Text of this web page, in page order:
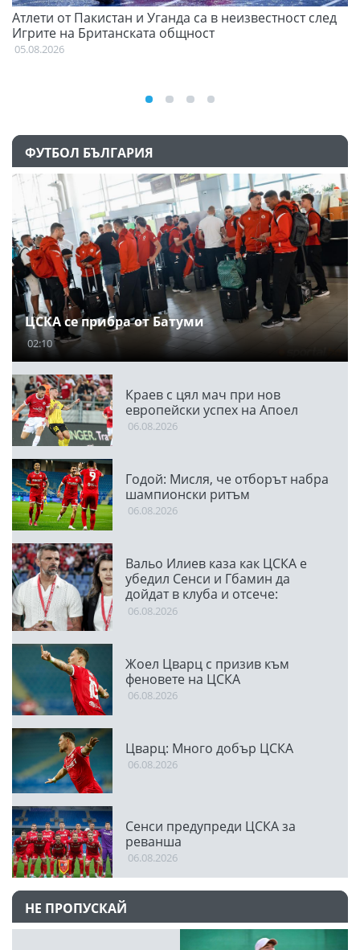
Атлети от Пакистан и Уганда са в неизвестност след
Игрите на Британската общност
05.08.2026
ФУТБОЛ БЪЛГАРИЯ
ЦСКА се прибра от Батуми
02:10
Краев с цял мач при нов
европейски успех на Апоел
06.08.2026
Годой: Мисля, че отборът набра
шампионски ритъм
06.08.2026
Вальо Илиев каза как ЦСКА е
убедил Сенси и Гбамин да
дойдат в клуба и отсече:
Направихме изключителен
06.08.2026
Жоел Цварц с призив към
феновете на ЦСКА
06.08.2026
Цварц: Много добър ЦСКА
06.08.2026
Сенси предупреди ЦСКА за
реванша
06.08.2026
НЕ ПРОПУСКАЙ